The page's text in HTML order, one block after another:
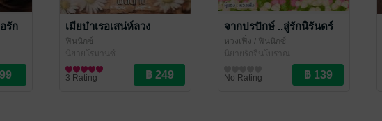
รัก
เมียบำเรอเสน่ห์ลวง
ฟินนิกซ์
นิยายโรมานซ์
3 Rating
จากปรปักษ์ ..สู่รักนิรันดร์
หวงเฟิ่ง / ฟินนิกซ์
นิยายรักจีนโบราณ
No Rating